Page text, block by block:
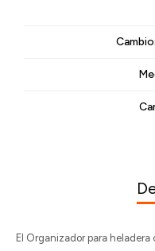
El Organizador para heladera